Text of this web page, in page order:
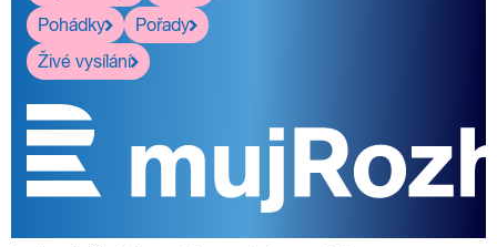
Pohádky
Pořady
Živé vysílání